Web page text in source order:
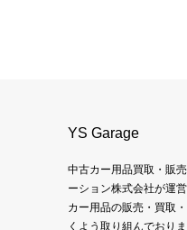
YS Garage
中古カー用品買取・販
ーション株式会社が運
カー用品の販売・買取
くよう取り組んでおりま